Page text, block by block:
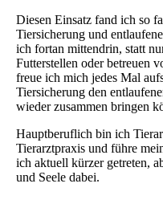
Diesen Einsatz fand ich so
Tiersicherung und
ich fortan mittendrin, statt
Futterstellen oder betreuen
freue ich mich jedes Mal
Tiersicherung den
wieder zusammen bringen
Hauptberuflich bin ich
Tierarztpraxis und führe
ich aktuell kürzer getreten,
und Seele dabei.